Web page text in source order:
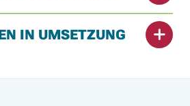
IN UMSETZUNG